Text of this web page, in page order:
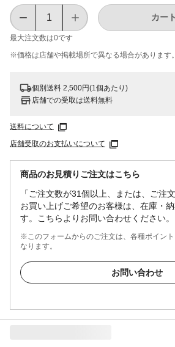
最大注文数は0です
カー
※価格は​店舗や​掲載場所で​異なる​場合が​あります。
個別送料 2,500円(1個あたり)
店舗での受取は送料無料
送料について
店舗受取のお支払いについて
商品のお見積りご注文はこちら
「ご注文数が31個以上、または、ご注
お買い上げご希望のお客様は、在庫・
す。こちらよりお問い合わせください。
※このフォームからのご注文は、各種ポイン
なります。
お問い合わせ